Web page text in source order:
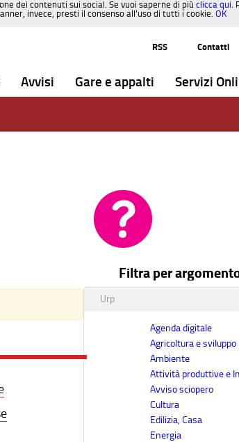
dei contenuti sui social. Se vuoi saperne di più clicca qui.
invece, presti il consenso all’uso di tutti i cookie. OK
RSS
Contatti
Avvisi Gare e appalti Servizi
Filtra per
Urp
Agenda digitale
Agricoltura e sviluppo
Ambiente
Attività produttive e
Avviso sciopero
Cultura
Edilizia, Casa
Energia